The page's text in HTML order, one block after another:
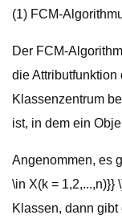
(1) FCM-
Der FCM-
die
Klassenzentrum
ist, in dem ein
Angenommen, es
\in X(k = 1,2,...,n)}}
Klassen, dann